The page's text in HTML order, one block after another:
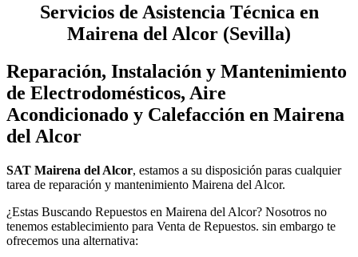
Servicios de Asistencia Técnica en
Mairena del Alcor (Sevilla)
Reparación, Instalación y Mantenimiento
de Electrodomésticos, Aire
Acondicionado y Calefacción en Mairena
del Alcor
SAT Mairena del Alcor, estamos a su disposición paras cualquier
tarea de reparación y mantenimiento Mairena del Alcor.
¿Estas Buscando Repuestos en Mairena del Alcor? Nosotros no
tenemos establecimiento para Venta de Repuestos. sin embargo te
ofrecemos una alternativa: